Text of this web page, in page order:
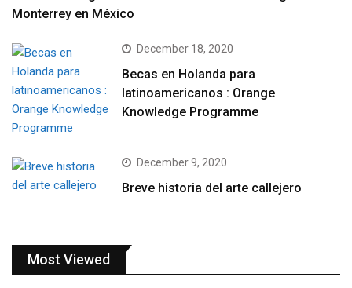
Monterrey en México
December 18, 2020
Becas en Holanda para
latinoamericanos : Orange
Knowledge Programme
December 9, 2020
Breve historia del arte callejero
Most Viewed